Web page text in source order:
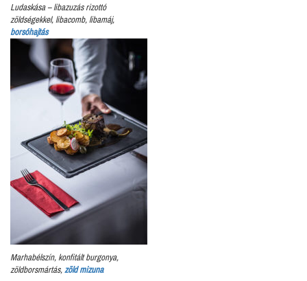
Ludaskása – libazuzá­s rizottó
zöldségekkel, libacomb­, libamáj,
borsóhajtás
Marhabélszín, konfitált burgonya,
zöldborsmár­tás,zöld mizuna